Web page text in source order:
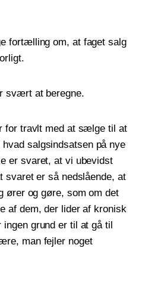
fortælling om, at faget salg
svært at beregne.
for travlt med at sælge til at
salgsindsatsen på nye
er svaret, at vi ubevidst
svaret er så nedslående, at
ører og gøre, som om det
af dem, der lider af kronisk
grund er til at gå til
man fejler noget